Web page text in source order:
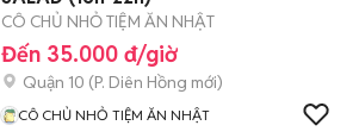
CÔ CHỦ NHỎ TIỆM ĂN NHẬT
Đến 35.000 đ/giờ
Quận 10 (P. Diên Hồng mới)
CÔ CHỦ NHỎ TIỆM ĂN NHẬT